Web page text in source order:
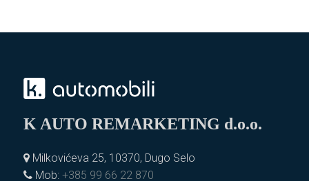
K AUTO REMARKETING d.o.o.
Milkovićeva 25, 10370, Dugo Selo
Mob: +385 99 66 22 870